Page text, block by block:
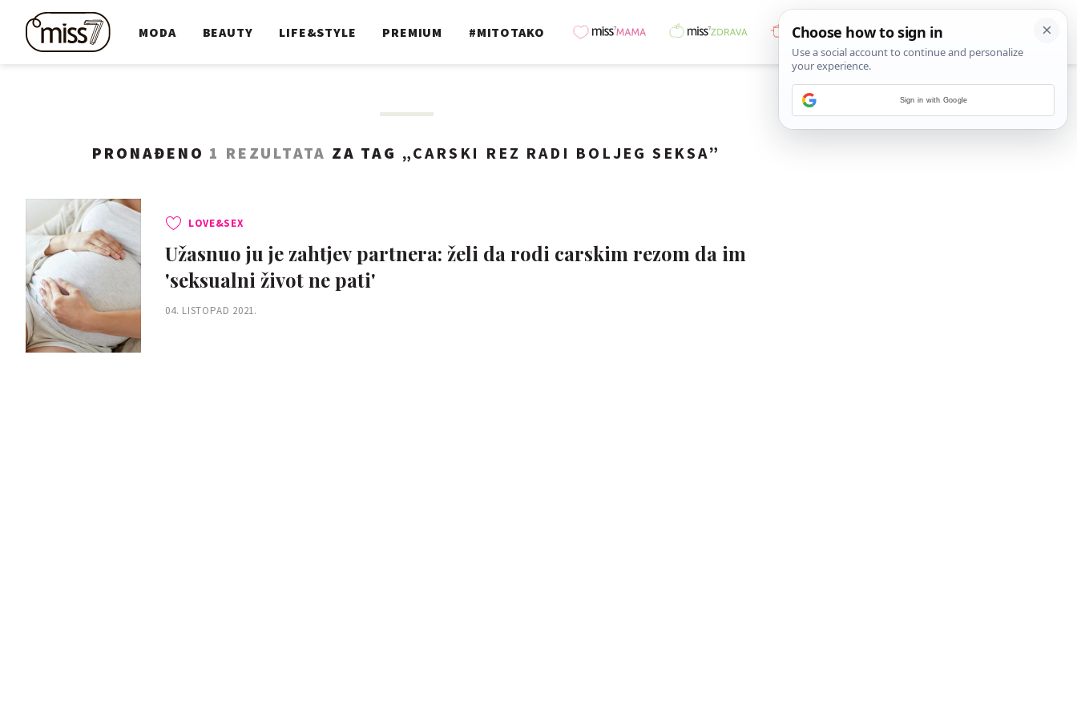
MODA BEAUTY LIFE&STYLE PREMIUM #MITOTAKO
PRONAĐENO 1 REZULTATA ZA TAG „CARSKI REZ RADI BOLJEG SEKSA”
LOVE&SEX
Užasnuo ju je zahtjev partnera: želi da rodi carskim rezom da im
'seksualni život ne pati'
04. LISTOPAD 2021.
Sign in with Google